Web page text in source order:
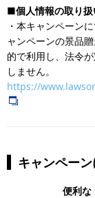
■個人情報の取り扱
・本キャンペーン
ャンペーンの景品
的で利用し、法令
しません。
https://
キャンペー
便利な